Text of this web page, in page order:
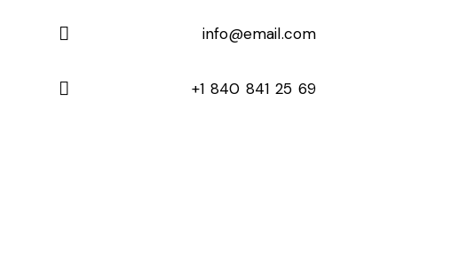
info@email.com
+1 840 841 25 69